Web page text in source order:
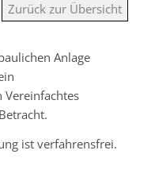
Zurück zur Übersicht
Anlage
Vereinfachtes
ist verfahrensfrei.